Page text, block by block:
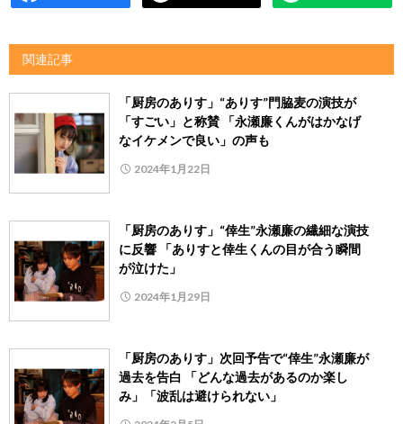
関連記事
「厨房のありす」“ありす”門脇麦の演技が
「すごい」と称賛 「永瀬廉くんがはかなげ
なイケメンで良い」の声も
2024年1月22日
「厨房のありす」“倖生”永瀬廉の繊細な演技
に反響 「ありすと倖生くんの目が合う瞬間
が泣けた」
2024年1月29日
「厨房のありす」次回予告で“倖生”永瀬廉が
過去を告白 「どんな過去があるのか楽し
み」「波乱は避けられない」